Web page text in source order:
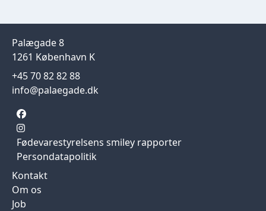
Palægade 8
1261 København K
+45 70 82 82 88
info@palaegade.dk
Fødevarestyrelsens smiley rapporter
Persondatapolitik
Kontakt
Om os
Job